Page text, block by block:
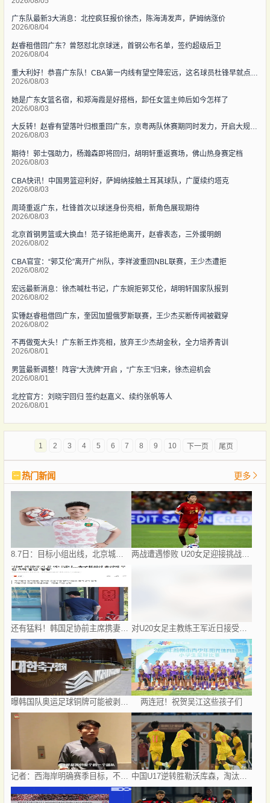
广东队最新3大消息：北控疯狂报价徐杰，陈海涛发声，萨姆纳涨价
2026/08/04
赵睿租借回广东？曾怒怼北京球迷，首钢公布名单，签约超级后卫
2026/08/04
重大利好！恭喜广东队！CBA第一内线有望空降宏远，这名球员杜锋早就点名想要
2026/08/03
她是广东女篮名宿，和郑海霞是好搭档，卸任女篮主帅后如今怎样了
2026/08/03
大反转！赵睿有望落叶归根重回广东，京粤两队休赛期同时发力，开启大规模阵容洗牌
2026/08/03
期待！郭士强助力，杨瀚森即将回归，胡明轩重返赛场，佛山热身赛定档
2026/08/03
CBA快讯！中国男篮迎利好，萨姆纳接触土耳其球队，广厦续约塔克
2026/08/03
周琦重返广东，杜锋首次以球迷身份亮相，新角色展现期待
2026/08/03
北京首钢男篮或大换血！范子铭拒绝离开，赵睿表态，三外援明朗
2026/08/02
CBA官宣：“郭艾伦”离开广州队，李祥波重回NBL联赛，王少杰遭拒
2026/08/02
宏远最新消息：徐杰喊杜书记，广东婉拒郭艾伦，胡明轩国家队报到
2026/08/02
实锤赵睿租借回广东，奎因加盟俄罗斯联赛，王少杰买断传闻被戳穿
2026/08/02
不再做冤大头！广东新王炸亮相，放弃王少杰胡金秋，全力培养青训
2026/08/01
男篮最新调整！阵容“大洗牌”开启 ，“广东王”归来，徐杰迎机会
2026/08/01
北控官方：刘晓宇回归 签约赵嘉义、续约张帆等人
2026/08/01
1 2 3 4 5 6 7 8 9 10 下一页 尾页
热门新闻 更多
8.7日：目标小组出线，北京城建女足盼把亚冠比赛带回北京 两战遭遇惨败 U20女足迎接挑战，世界杯出线压力重重
曝韩国队奥运足球铜牌可能被剥夺 国际足联处罚时效已过 两连冠！祝贺吴江这些孩子们